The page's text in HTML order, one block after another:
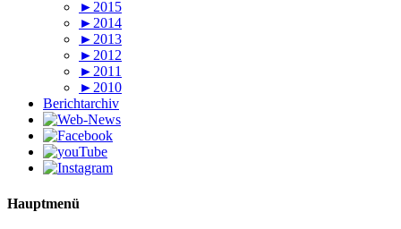
►2015
►2014
►2013
►2012
►2011
►2010
Berichtarchiv
Hauptmenü